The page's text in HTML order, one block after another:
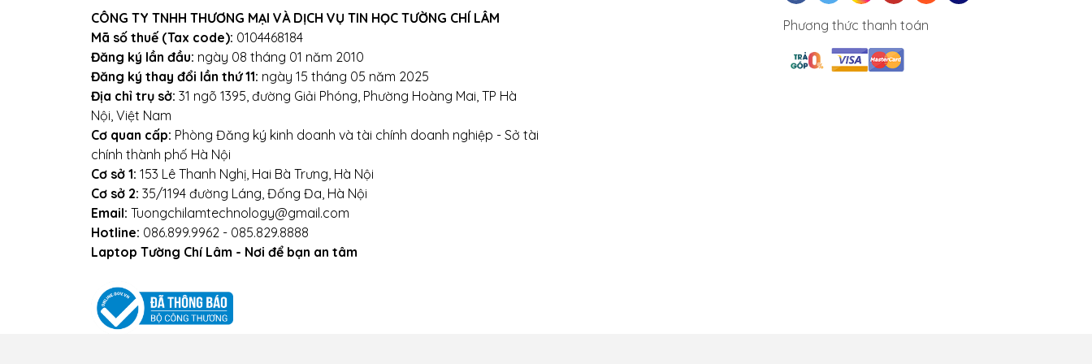
Địa chỉ: Số 153 Lê Thanh Nghị- Phường Đồng Tâm- Quận Hai Bà Trưng- Hà Nội.
Website:tuongchilam.com
CÔNG TY TNHH THƯƠNG MẠI VÀ DỊCH VỤ TIN HỌC TƯỜNG CHÍ LÂM
Mã số thuế (Tax code): 0104468184
Đăng ký lần đầu: ngày 08 tháng 01 năm 2010
Đăng ký thay đổi lần thứ 11: ngày 15 tháng 05 năm 2025
Địa chỉ trụ sở: 31 ngõ 1395, đường Giải Phóng, Phường Hoàng Mai, TP Hà
Nội, Việt Nam
Cơ quan cấp: Phòng Đăng ký kinh doanh và tài chính doanh nghiệp - Sở tài
chính thành phố Hà Nội
Cơ sở 1: 153 Lê Thanh Nghị, Hai Bà Trưng, Hà Nội
Cơ sở 2: 35/1194 đường Láng, Đống Đa, Hà Nội
Email: Tuongchilamtechnology@gmail.com
Hotline: 086.899.9962 - 085.829.8888
Laptop Tường Chí Lâm - Nơi để bạn an tâm
Phương thức thanh toán